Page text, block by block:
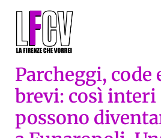
Parcheggi,
brevi: così
possono